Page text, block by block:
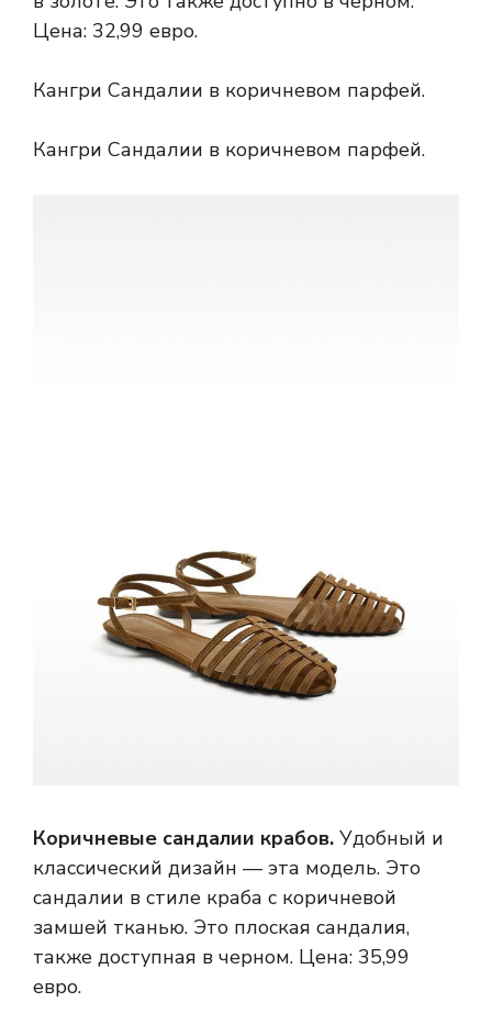
Цена: 32,99 евро.
Кангри Сандалии в коричневом парфей.
Кангри Сандалии в коричневом парфей.
Коричневые сандалии крабов. Удобный и
классический дизайн — эта модель. Это
сандалии в стиле краба с коричневой
замшей тканью. Это плоская сандалия,
также доступная в черном. Цена: 35,99
евро.